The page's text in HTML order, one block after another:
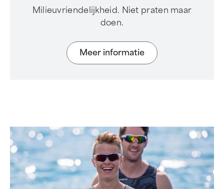
Milieuvriendelijkheid. Niet praten maar
doen.
Meer informatie